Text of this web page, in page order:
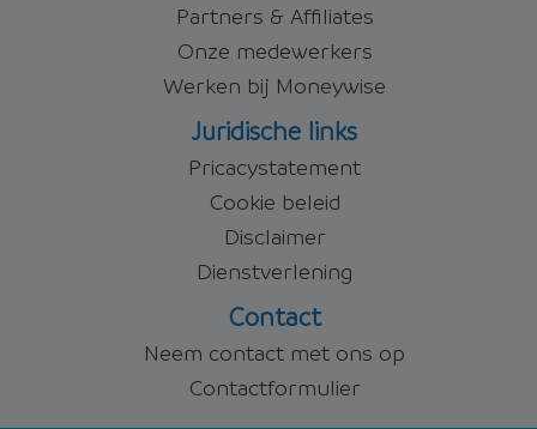
Partners & Affiliates
Onze medewerkers
Werken bij Moneywise
Juridische links
Pricacystatement
Cookie beleid
Disclaimer
Dienstverlening
Contact
Neem contact met ons op
Contactformulier